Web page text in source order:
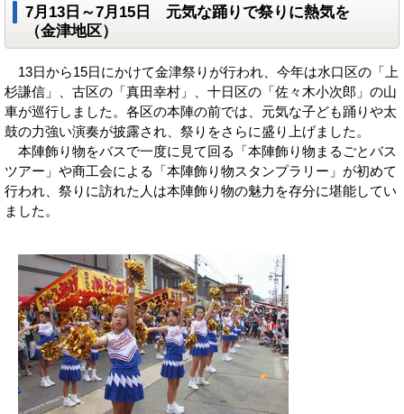
7月13日～7月15日 元気な踊りで祭りに熱気を
（金津地区）
13日から15日にかけて金津祭りが行われ、今年は水口区の「上
杉謙信」、古区の「真田幸村」、十日区の「佐々木小次郎」の山
車が巡行しました。各区の本陣の前では、元気な子ども踊りや太
鼓の力強い演奏が披露され、祭りをさらに盛り上げました。
本陣飾り物をバスで一度に見て回る「本陣飾り物まるごとバス
ツアー」や商工会による「本陣飾り物スタンプラリー」が初めて
行われ、祭りに訪れた人は本陣飾り物の魅力を存分に堪能してい
ました。